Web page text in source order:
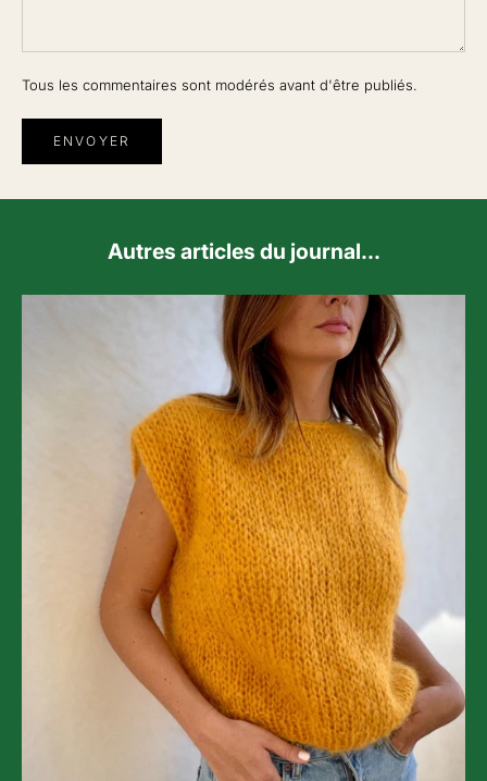
Tous les commentaires sont modérés avant d'être publiés.
ENVOYER
Autres articles du journal...